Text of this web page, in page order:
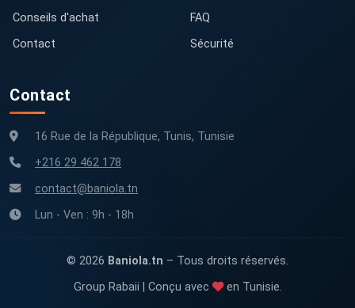
Conseils d'achat
Contact
FAQ
Sécurité
Contact
16 Rue de la République, Tunis, Tunisie
+216 29 462 178
contact@baniola.tn
Lun - Ven : 9h - 18h
© 2026 Baniola.tn – Tous droits réservés.
Group Rabaii | Conçu avec
en Tunisie.